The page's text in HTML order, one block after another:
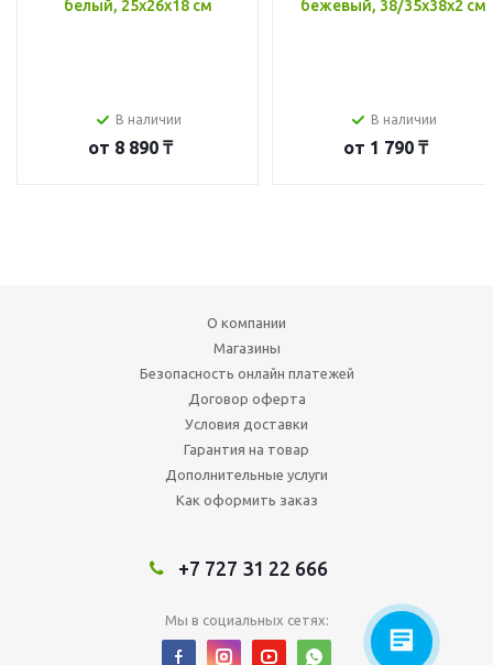
белый, 25x26x18 см
В наличии
от 8 890 ₸
бежевый, 38/35x38x2 см
В наличии
от 1 790 ₸
О компании
Магазины
Безопасность онлайн платежей
Договор оферта
Условия доставки
Гарантия на товар
Дополнительные услуги
Как оформить заказ
+7 727 31 22 666
Мы в социальных сетях: